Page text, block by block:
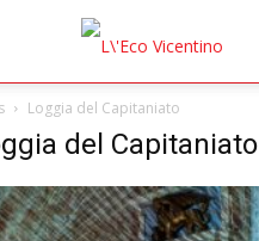
Loggia del Capitaniato
del Capitaniato